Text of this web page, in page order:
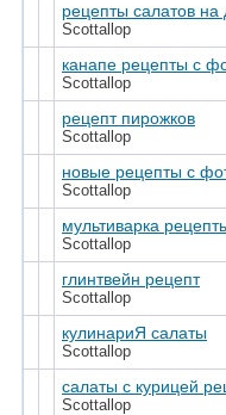
рецепты салатов
Scottallop
канапе рецепты с
Scottallop
рецепт пирожков
Scottallop
новые рецепты с
Scottallop
мультиварка
Scottallop
глинтвейн рецепт
Scottallop
кулинариЯ салаты
Scottallop
салаты с курицей
Scottallop